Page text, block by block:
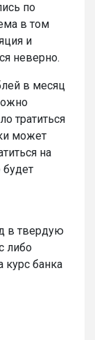
по
в том
и
неверно.
в месяц
тратиться
может
на
будет
в твердую
либо
курс банка